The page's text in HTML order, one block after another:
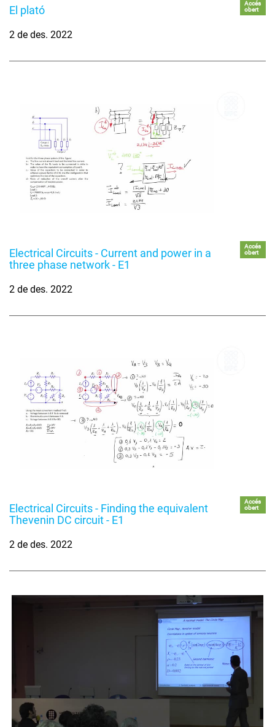
El plató
Accés
obert
2 de des. 2022
Electrical Circuits - Current and power in a
three phase network - E1
Accés
obert
2 de des. 2022
Electrical Circuits - Finding the equivalent
Thevenin DC circuit - E1
Accés
obert
2 de des. 2022